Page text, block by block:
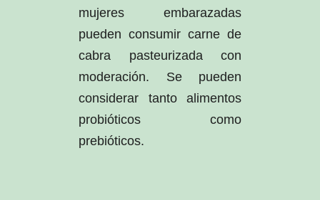
mujeres embarazadas
pueden consumir carne de
cabra pasteurizada con
moderación. Se pueden
considerar tanto alimentos
probióticos como
prebióticos.